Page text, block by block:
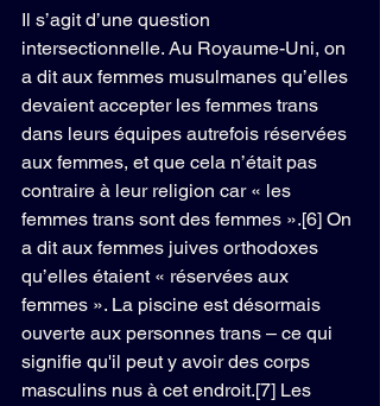
Il s’agit d’une question
intersectionnelle. Au Royaume-Uni, on
a dit aux femmes musulmanes qu’elles
devaient accepter les femmes trans
dans leurs équipes autrefois réservées
aux femmes, et que cela n’était pas
contraire à leur religion car « les
femmes trans sont des femmes ».[6] On
a dit aux femmes juives orthodoxes
qu’elles étaient « réservées aux
femmes ». La piscine est désormais
ouverte aux personnes trans – ce qui
signifie qu'il peut y avoir des corps
masculins nus à cet endroit.[7] Les